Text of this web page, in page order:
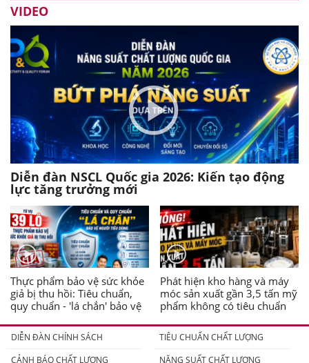
VIDEO
Diễn đàn NSCL Quốc gia 2026: Kiến tạo động
lực tăng trưởng mới
Thực phẩm bảo vệ sức khỏe
giả bị thu hồi: Tiêu chuẩn,
quy chuẩn - 'lá chắn' bảo vệ
Phát hiện kho hàng và máy
móc sản xuất gần 3,5 tấn mỹ
phẩm không có tiêu chuẩn
DIỄN ĐÀN CHÍNH SÁCH
TIÊU CHUẨN CHẤT LƯỢNG
CẢNH BÁO CHẤT LƯỢNG
NĂNG SUẤT CHẤT LƯỢNG